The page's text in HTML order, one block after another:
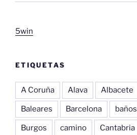
5win
ETIQUETAS
A Coruña Alava Albacete
Baleares Barcelona baños
Burgos camino Cantabria